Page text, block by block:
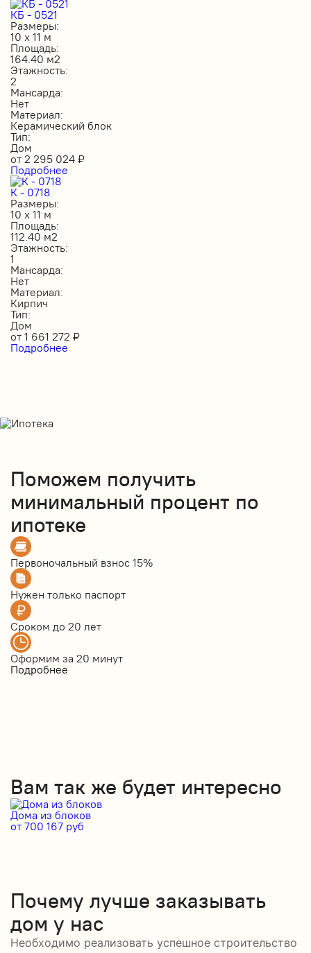
КБ - 0521
Размеры:
10 х 11 м
Площадь:
164.40 м2
Этажность:
2
Мансарда:
Нет
Материал:
Керамический блок
Тип:
Дом
от 2 295 024 ₽
Подробнее
К - 0718
Размеры:
10 х 11 м
Площадь:
112.40 м2
Этажность:
1
Мансарда:
Нет
Материал:
Кирпич
Тип:
Дом
от 1 661 272 ₽
Подробнее
Поможем получить
минимальный процент по
ипотеке
Первоночальный взнос 15%
Нужен только паспорт
Сроком до 20 лет
Оформим за 20 минут
Подробнее
Вам так же будет интересно
Дома из блоков
от 700 167 руб
Почему лучше заказывать
дом у нас
Необходимо реализовать успешное строительство